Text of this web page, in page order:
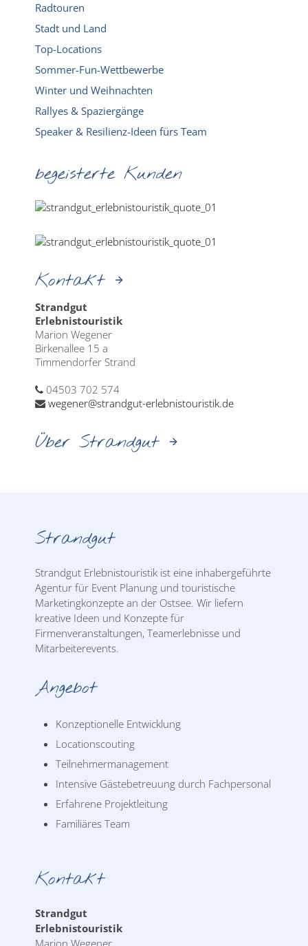
Radtouren
Stadt und Land
Top-Locations
Sommer-Fun-Wettbewerbe
Winter und Weihnachten
Rallyes & Spaziergänge
Speaker & Resilienz-Ideen fürs Team
begeisterte Kunden
Kontakt
Strandgut
Erlebnistouristik
Marion Wegener
Birkenallee 15 a
Timmendorfer Strand
04503 702 574
wegener@strandgut-erlebnistouristik.de
Über Strandgut
Strandgut
Strandgut Erlebnistouristik ist eine inhabergeführte
Agentur für Event Planung und touristische
Marketingkonzepte an der Ostsee. Wir liefern
kreative Ideen und Konzepte für
Firmenveranstaltungen, Teamerlebnisse und
Mitarbeiterevents.
Angebot
Konzeptionelle Entwicklung
Locationscouting
Teilnehmermanagement
Intensive Gästebetreuung durch Fachpersonal
Erfahrene Projektleitung
Familiäres Team
Kontakt
Strandgut
Erlebnistouristik